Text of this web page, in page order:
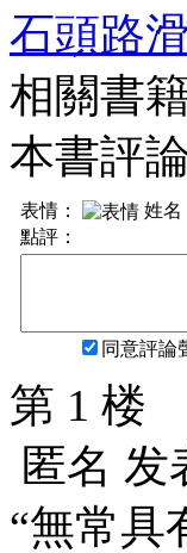
石頭路
相關書
本書評
表情： 姓名
點評：
同意評論
第 1 楼
匿名 发
“無常具